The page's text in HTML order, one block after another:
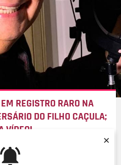
×
REGISTRO RARO NA
DO FILHO CAÇULA;
VÍDEO!